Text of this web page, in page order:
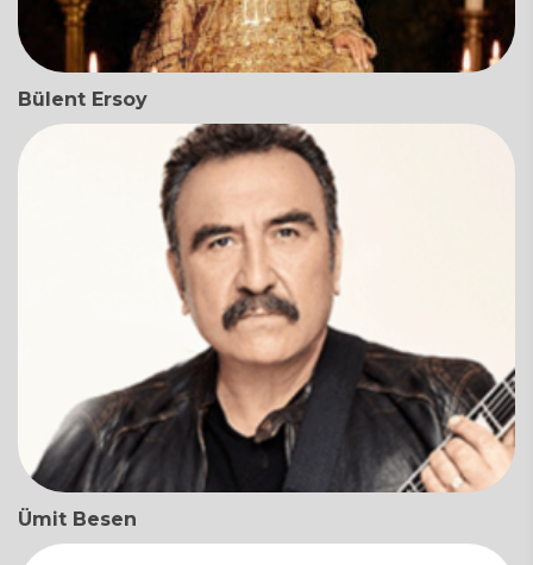
Bülent Ersoy
Ümit Besen